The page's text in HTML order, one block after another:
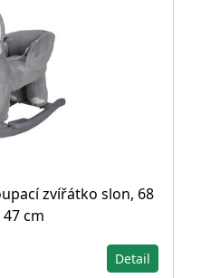
zvířátko slon, 68
47 cm
Detail